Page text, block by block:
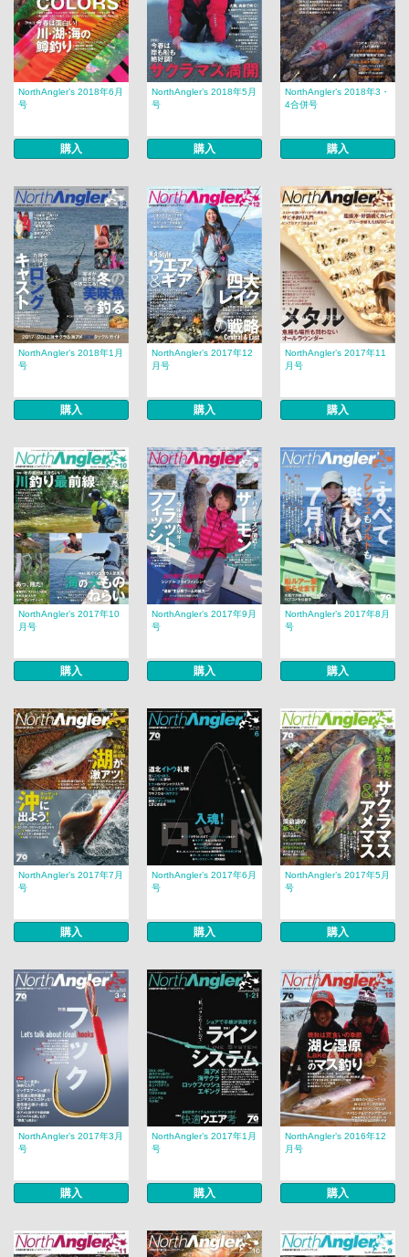
NorthAngler’s 2018年6月
号
購入
NorthAngler’s 2018年5月
号
購入
NorthAngler’s 2018年3・
4合併号
購入
NorthAngler’s 2018年1月
号
購入
NorthAngler’s 2017年12
月号
購入
NorthAngler’s 2017年11
月号
購入
NorthAngler’s 2017年10
月号
購入
NorthAngler’s 2017年9月
号
購入
NorthAngler’s 2017年8月
号
購入
NorthAngler’s 2017年7月
号
購入
NorthAngler’s 2017年6月
号
購入
NorthAngler’s 2017年5月
号
購入
NorthAngler’s 2017年3月
号
購入
NorthAngler’s 2017年1月
号
購入
NorthAngler’s 2016年12
月号
購入